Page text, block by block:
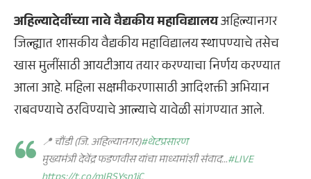
अहिल्यादेवींच्या नावे वैद्यकीय महाविद्यालयअहिल्यानगर
जिल्ह्यात शासकीय वैद्यकीय महाविद्यालय स्थापण्याचे तसेच
खास मुलींसाठी आयटीआय तयार करण्याचा निर्णय करण्यात
आला आहे. महिला सक्षमीकरणासाठी आदिशक्ती अभियान
राबवण्याचे ठरविण्याचे आल्याचे यावेळी सांगण्यात आले.
📍 चौंडी (जि. अहिल्यानगर)#थेटप्रसारण
मुख्यमंत्री देवेंद्र फडणवीस यांचा माध्यमांशी संवाद…#LIVE